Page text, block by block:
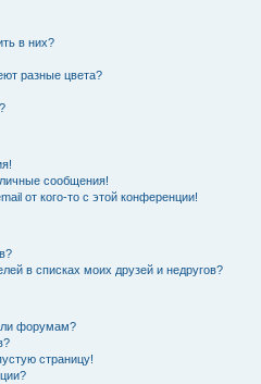
в них?
разные цвета?
сообщения!
от кого-то с этой конференции!
в списках моих друзей и недругов?
форумам?
страницу!